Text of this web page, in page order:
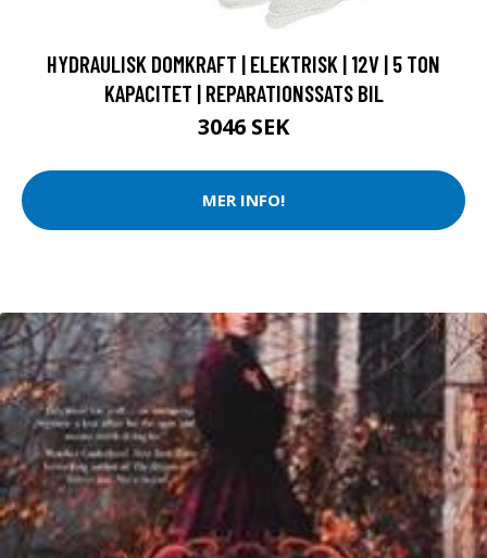
HYDRAULISK DOMKRAFT | ELEKTRISK | 12V | 5 TON
KAPACITET | REPARATIONSSATS BIL
3046 SEK
MER INFO!